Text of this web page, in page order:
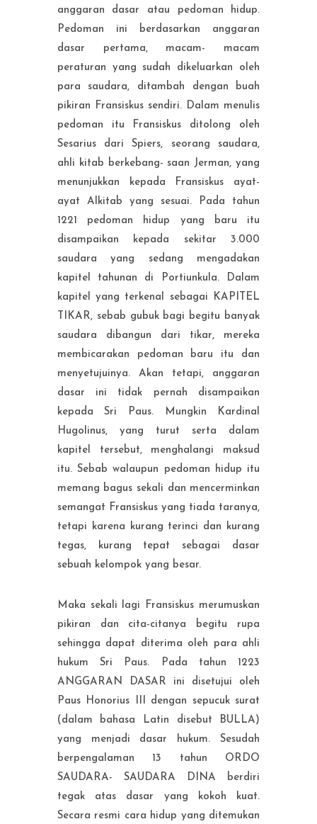
anggaran dasar atau pedoman hidup.
Pedoman ini berdasarkan anggaran
dasar pertama, macam- macam
peraturan yang sudah dikeluarkan oleh
para saudara, ditambah dengan buah
pikiran Fransiskus sendiri. Dalam menulis
pedoman itu Fransiskus ditolong oleh
Sesarius dari Spiers, seorang saudara,
ahli kitab berkebang- saan Jerman, yang
menunjukkan kepada Fransiskus ayat-
ayat Alkitab yang sesuai. Pada tahun
1221 pedoman hidup yang baru itu
disampaikan kepada sekitar 3.000
saudara yang sedang mengadakan
kapitel tahunan di Portiunkula. Dalam
kapitel yang terkenal sebagai KAPITEL
TIKAR, sebab gubuk bagi begitu banyak
saudara dibangun dari tikar, mereka
membicarakan pedoman baru itu dan
menyetujuinya. Akan tetapi, anggaran
dasar ini tidak pernah disampaikan
kepada Sri Paus. Mungkin Kardinal
Hugolinus, yang turut serta dalam
kapitel tersebut, menghalangi maksud
itu. Sebab walaupun pedoman hidup itu
memang bagus sekali dan mencerminkan
semangat Fransiskus yang tiada taranya,
tetapi karena kurang terinci dan kurang
tegas, kurang tepat sebagai dasar
sebuah kelompok yang besar.
Maka sekali lagi Fransiskus merumuskan
pikiran dan cita-citanya begitu rupa
sehingga dapat diterima oleh para ahli
hukum Sri Paus. Pada tahun 1223
ANGGARAN DASAR ini disetujui oleh
Paus Honorius III dengan sepucuk surat
(dalam bahasa Latin disebut BULLA)
yang menjadi dasar hukum. Sesudah
berpengalaman 13 tahun ORDO
SAUDARA- SAUDARA DINA berdiri
tegak atas dasar yang kokoh kuat.
Secara resmi cara hidup yang ditemukan